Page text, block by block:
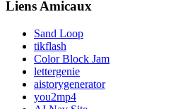
Liens Amicaux
Sand Loop
tikflash
Color Block Jam
lettergenie
aistorygenerator
you2mp4